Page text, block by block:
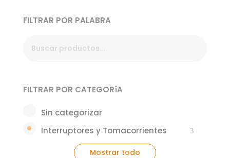
FILTRAR POR PALABRA
FILTRAR POR CATEGORíA
Sin categorizar
Interruptores y Tomacorrientes
Mostrar todo